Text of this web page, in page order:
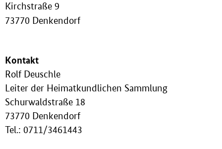
Kirchstraße 9
73770 Denkendorf
Kontakt
Rolf Deuschle
Leiter der Heimatkundlichen Sammlung
Schurwaldstraße 18
73770 Denkendorf
Tel.: 0711/3461443